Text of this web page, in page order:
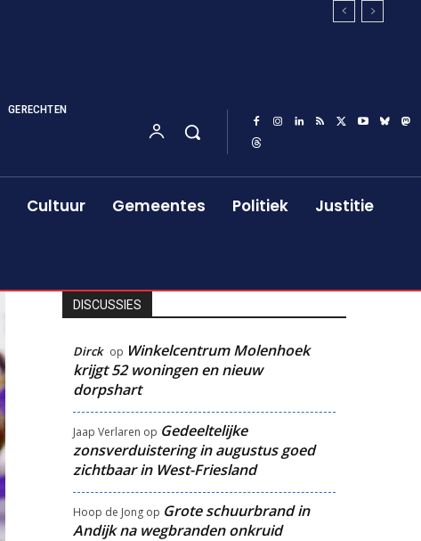
GERECHTEN
Cultuur Gemeentes Politiek Justitie
DISCUSSIES
Dirck op Winkelcentrum Molenhoek
krijgt 52 woningen en nieuw
dorpshart
Jaap Verlaren op Gedeeltelijke
zonsverduistering in augustus goed
zichtbaar in West-Friesland
Hoop de Jongop Grote schuurbrand in
Andijk na wegbranden onkruid